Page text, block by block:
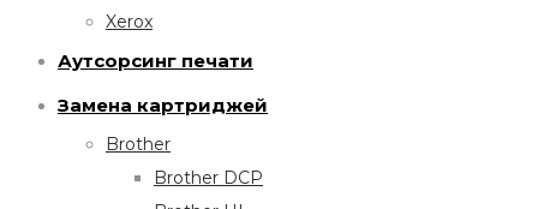
Xerox
Аутсорсинг печати
Замена картриджей
Brother
Brother DCP